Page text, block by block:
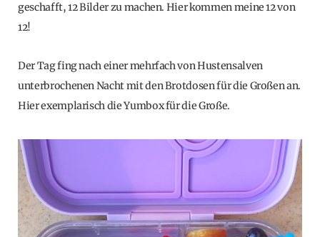
geschafft, 12 Bilder zu machen. Hier kommen meine 12 von
12!
Der Tag fing nach einer mehrfach von Hustensalven
unterbrochenen Nacht mit den Brotdosen für die Großen an.
Hier exemplarisch die Yumbox für die Große.